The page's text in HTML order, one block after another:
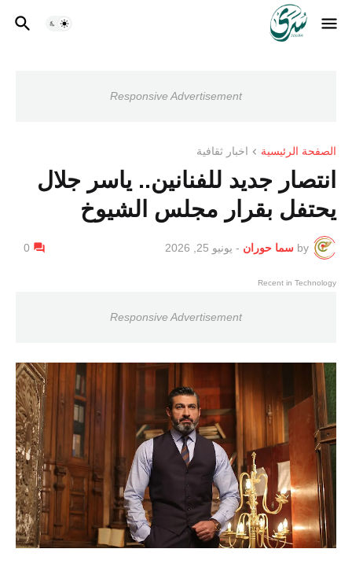
Responsive Advertisement
الصفحة الرئيسية اخبار ثقافية
انتصار جديد للفنانين.. ياسر جلال
يحتفل بقرار مجلس الشيوخ
by سما حوران - يونيو 25, 2026 0
Recent in Technology
Responsive Advertisement